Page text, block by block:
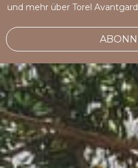
und mehr über Torel